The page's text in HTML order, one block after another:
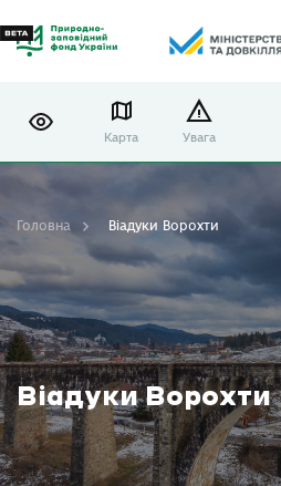
Карта Увага
Віадуки Ворохти
Головна Віадуки Ворохти